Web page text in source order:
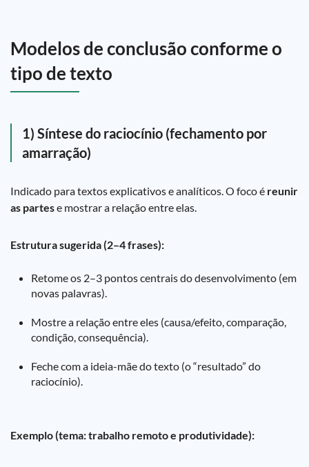
Modelos de conclusão conforme o
tipo de texto
1) Síntese do raciocínio (fechamento por
amarração)
Indicado para textos explicativos e analíticos. O foco é reunir
as partese mostrar a relação entre elas.
Estrutura sugerida (2–4 frases):
Retome os 2–3 pontos centrais do desenvolvimento (em
novas palavras).
Mostre a relação entre eles (causa/efeito, comparação,
condição, consequência).
Feche com a ideia-mãe do texto (o “resultado” do
raciocínio).
Exemplo (tema: trabalho remoto e produtividade):